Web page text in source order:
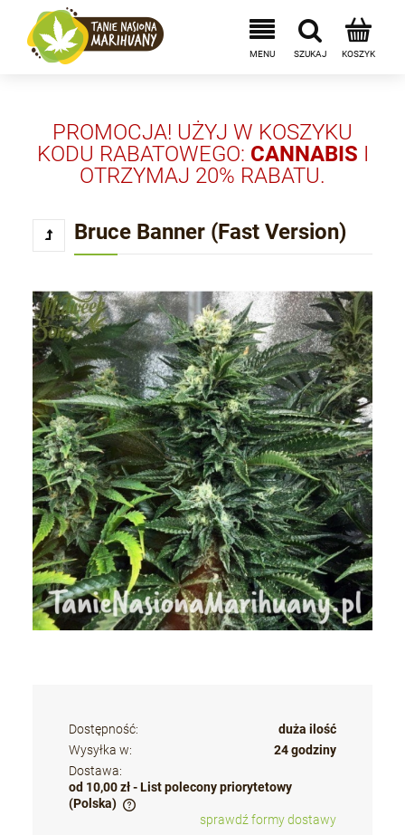
PROMOCJA! UŻYJ W KOSZYKU
KODU RABATOWEGO: CANNABIS I
OTRZYMAJ 20% RABATU.
Bruce Banner (Fast Version)
Dostępność:
duża ilość
Wysyłka w:
24 godziny
Dostawa:
od 10,00 zł - List polecony priorytetowy
(Polska)
Cena nie zawiera ewentualnych kosztów płatności
sprawdź formy dostawy